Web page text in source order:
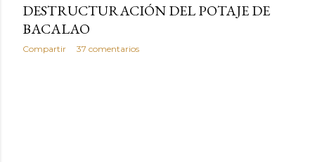
DESTRUCTURACIÓN DEL POTAJE DE
BACALAO
Compartir 37 comentarios